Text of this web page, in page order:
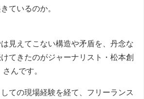
きているのか。
見えてこない構造や矛盾を、丹念な
てきたのがジャーナリスト・松本創
んです。
ての現場経験を経て、フリーランス